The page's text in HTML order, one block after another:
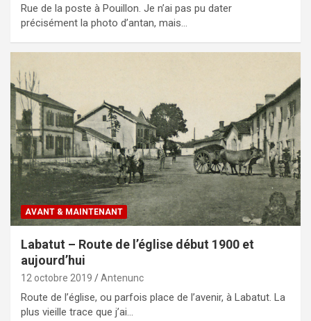
Rue de la poste à Pouillon. Je n’ai pas pu dater
précisément la photo d’antan, mais…
AVANT & MAINTENANT
Labatut – Route de l’église début 1900 et
aujourd’hui
12 octobre 2019 Antenunc
Route de l’église, ou parfois place de l’avenir, à Labatut. La
plus vieille trace que j’ai…